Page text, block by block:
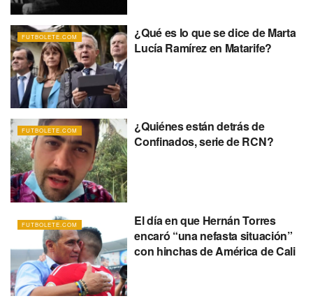
FUTBOLETE.COM
¿Qué es lo que se dice de Marta
Lucía Ramírez en Matarife?
FUTBOLETE.COM
¿Quiénes están detrás de
Confinados, serie de RCN?
FUTBOLETE.COM
El día en que Hernán Torres
encaró “una nefasta situación”
con hinchas de América de Cali